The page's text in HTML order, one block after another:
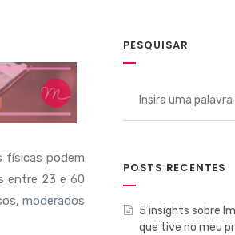
físicas podem
entre 23 e 60
moderados
PESQUISAR
POSTS RECENTES
5 insights sobre
que tive no meu